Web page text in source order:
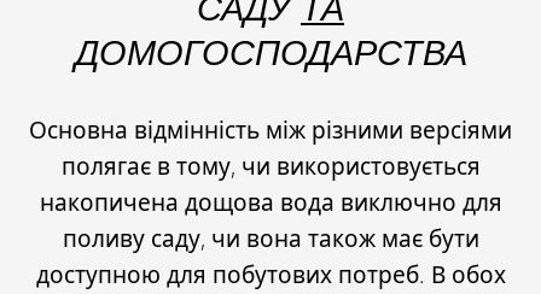
ДОМОГОСПОДАРСТВА
Основна відмінність між різними версіями
полягає в тому, чи використовується
накопичена дощова вода виключно для
поливу саду, чи вона також має бути
доступною для побутових потреб. В обох